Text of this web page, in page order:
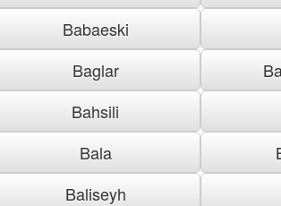
Babaeski
Baglar
Bahsili
Bala
Baliseyh